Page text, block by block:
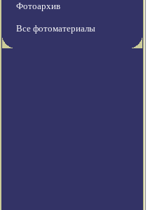
Фотоархив
Все фотоматериалы